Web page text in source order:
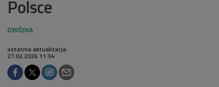
Polsce
ostatnia aktualizacja:
27.02.2026 11:34